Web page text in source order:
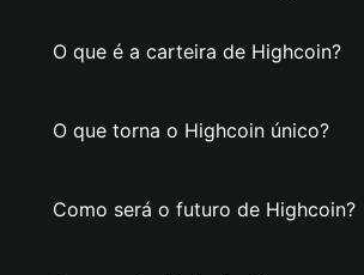
O que é a carteira de Highcoin?
O que torna o Highcoin único?
Como será o futuro de Highcoin?